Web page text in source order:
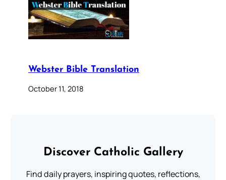
Webster Bible Translation
October 11, 2018
Discover Catholic Gallery
Find daily prayers, inspiring quotes, reflections,